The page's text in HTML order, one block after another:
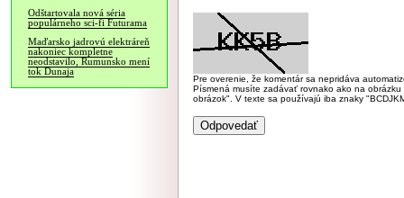
Odštartovala nová séria
populárneho sci-fi Futurama
Maďarsko jadrovú elektráreň
nakoniec kompletne
neodstavilo, Rumunsko mení
tok Dunaja
Pre overenie, že komentár sa nepridáva
Písmená musíte zadávať rovnako ako na
obrázok". V texte sa používajú iba znaky